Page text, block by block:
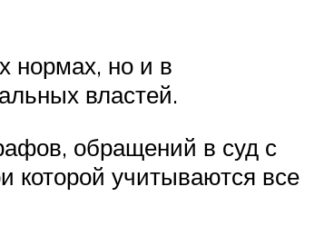
нормах, но и в
властей.
обращений в суд с
которой учитываются все